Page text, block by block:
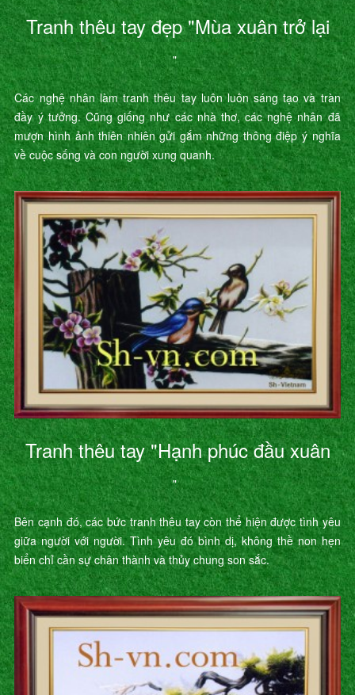
Tranh thêu tay đẹp "Mùa xuân trở lại
"
Các nghệ nhân làm tranh thêu tay luôn luôn sáng tạo và tràn
đầy ý tưởng. Cũng giống như các nhà thơ, các nghệ nhân đã
mượn hình ảnh thiên nhiên gửi gắm những thông điệp ý nghĩa
về cuộc sống và con người xung quanh.
Tranh thêu tay "Hạnh phúc đầu xuân
"
Bên cạnh đó, các bức tranh thêu tay còn thể hiện được tình yêu
giữa người với người. Tình yêu đó bình dị, không thề non hẹn
biển chỉ cần sự chân thành và thủy chung son sắc.